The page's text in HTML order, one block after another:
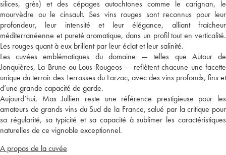
silices, grès) et des cépages autochtones comme le carignan, le
mourvèdre ou le cinsault. Ses vins rouges sont reconnus pour leur
profondeur, leur intensité et leur élégance, alliant fraîcheur
méditerranéenne et pureté aromatique, dans un profil tout en verticalité.
Les rouges quant à eux brillent par leur éclat et leur salinité.
Les cuvées emblématiques du domaine — telles que Autour de
Jonquières, La Brune ou Lous Rougeos — reflètent chacune une facette
unique du terroir des Terrasses du Larzac, avec des vins profonds, fins et
d’une grande capacité de garde.
Aujourd’hui, Mas Jullien reste une référence prestigieuse pour les
amateurs de grands vins du Sud de la France, salué par la critique pour
sa régularité, sa typicité et sa capacité à sublimer les caractéristiques
naturelles de ce vignoble exceptionnel.
A propos de la cuvée